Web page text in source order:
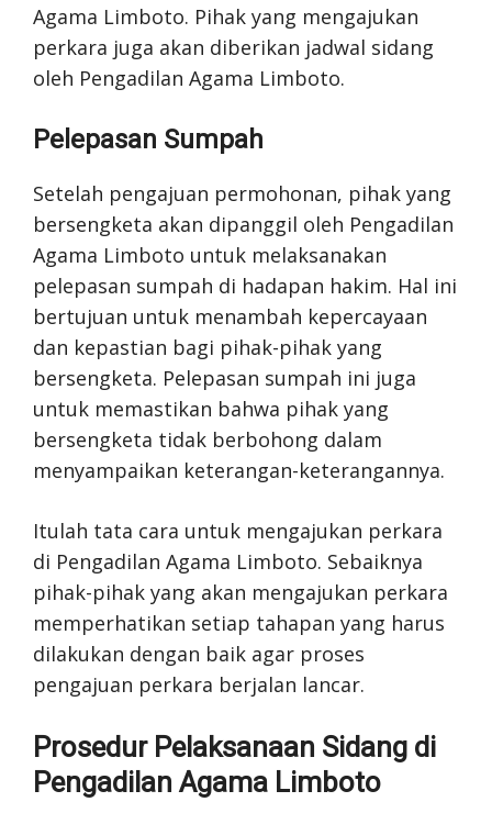
Agama Limboto. Pihak yang mengajukan
perkara juga akan diberikan jadwal sidang
oleh Pengadilan Agama Limboto.
Pelepasan Sumpah
Setelah pengajuan permohonan, pihak yang
bersengketa akan dipanggil oleh Pengadilan
Agama Limboto untuk melaksanakan
pelepasan sumpah di hadapan hakim. Hal ini
bertujuan untuk menambah kepercayaan
dan kepastian bagi pihak-pihak yang
bersengketa. Pelepasan sumpah ini juga
untuk memastikan bahwa pihak yang
bersengketa tidak berbohong dalam
menyampaikan keterangan-keterangannya.
Itulah tata cara untuk mengajukan perkara
di Pengadilan Agama Limboto. Sebaiknya
pihak-pihak yang akan mengajukan perkara
memperhatikan setiap tahapan yang harus
dilakukan dengan baik agar proses
pengajuan perkara berjalan lancar.
Prosedur Pelaksanaan Sidang di
Pengadilan Agama Limboto